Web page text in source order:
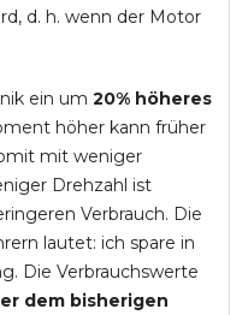
d. h. wenn der Motor
ein um 20% höheres
höher kann früher
mit weniger
Drehzahl ist
Verbrauch. Die
lautet: ich spare in
Die Verbrauchswerte
dem bisherigen